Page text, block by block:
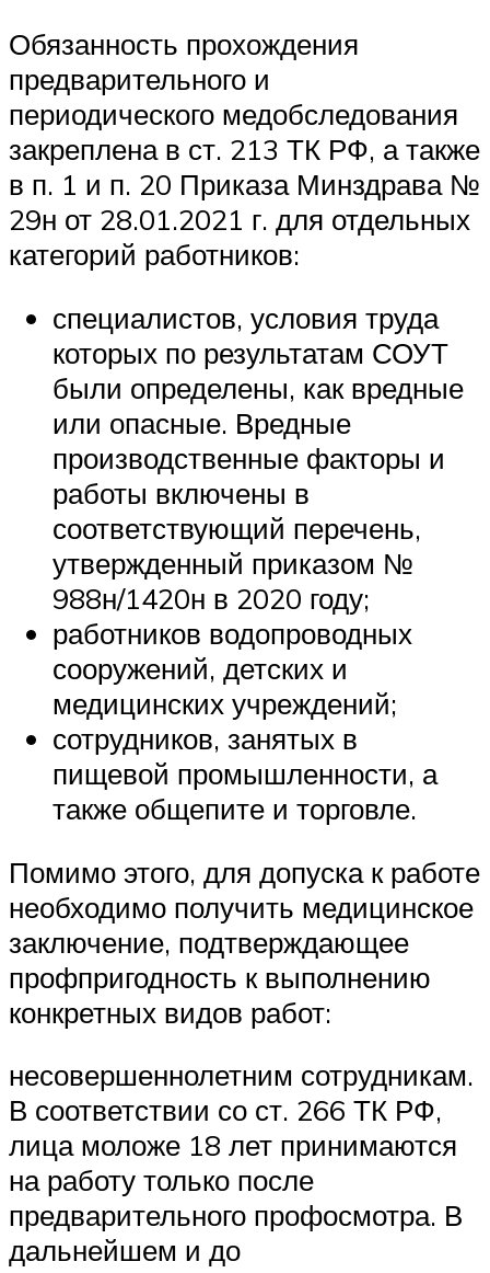
Обязанность прохождения
предварительного и
периодического медобследования
закреплена в ст. 213 ТК РФ, а также
в п. 1 и п. 20 Приказа Минздрава №
29н от 28.01.2021 г. для отдельных
категорий работников:
специалистов, условия труда
которых по результатам СОУТ
были определены, как вредные
или опасные. Вредные
производственные факторы и
работы включены в
соответствующий перечень,
утвержденный приказом №
988н/1420н в 2020 году;
работников водопроводных
сооружений, детских и
медицинских учреждений;
сотрудников, занятых в
пищевой промышленности, а
также общепите и торговле.
Помимо этого, для допуска к работе
необходимо получить медицинское
заключение, подтверждающее
профпригодность к выполнению
конкретных видов работ:
несовершеннолетним сотрудникам.
В соответствии со ст. 266 ТК РФ,
лица моложе 18 лет принимаются
на работу только после
предварительного профосмотра. В
дальнейшем и до